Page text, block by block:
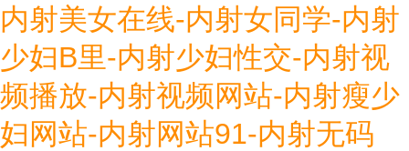
内射美女在线-内射女同学-内射
少妇B里-内射少妇性交-内射视
频播放-内射视频网站-内射瘦少
妇网站-内射网站91-内射无码